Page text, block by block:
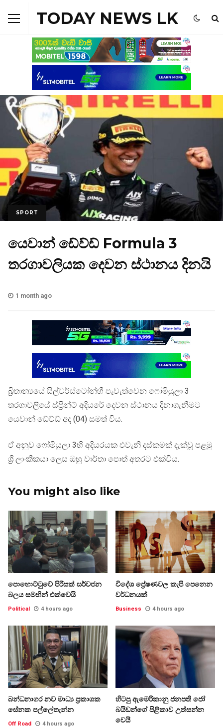
TODAY NEWS LK
SPORT
යෙවාන් ඩේව්ඩ් Formula 3
තරගාවලියක දෙවන ස්ථානය දිනයි
1 month ago
බ්‍රිතාන්‍යයේ සිල්වර්ස්ටෝන්හී පැවැත්වෙන ෆෝමියුලා 3
තරගාවලියේ ස්ප්‍රින්ට් අදියරේ දෙවන ස්ථානය දිනාගැනීමට
යෙවාන් ඩේව්ඩ් අද (04) සමත් විය.
ඒ අනුව ෆෝමියුලා 3හි අදියරයක එවැනි දස්කමක් දැක්වූ පළමු
ශ්‍රී ලාංකීකයා ලෙස ඔහු වාර්තා පොත් අතරට එක්විය.
You might also like
පොහොට්ටුවේ පිරිසක් සර්වජන
බලය සමඟින් එක්වෙයි
Political 4 hours ago
විදේශ ප්‍රේෂණවල කැපී පෙනෙන
වර්ධනයක්
Business 4 hours ago
බන්ධනාගර නව මාධ්‍ය ප්‍රකාශක
සේනක පල්ලේතැන්න
Off Road 4 hours ago
හිටපු ඇමෙරිකානු ජනපති ජෝ
බයිඩන්ගේ පිළිකාව උත්සන්න
වෙයි